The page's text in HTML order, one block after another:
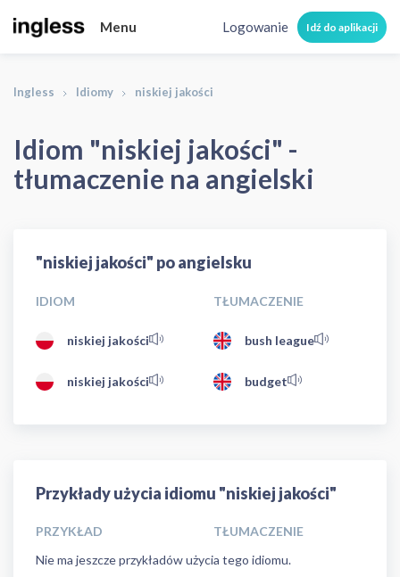
Menu Logowanie Idź do aplikacji
Ingless Idiomy niskiej jakości
Idiom "niskiej jakości" -
tłumaczenie na angielski
"niskiej jakości" po angielsku
IDIOM TŁUMACZENIE
niskiej jakości bush league
niskiej jakości budget
Przykłady użycia idiomu "niskiej jakości"
PRZYKŁAD
TŁUMACZENIE
Nie ma jeszcze przykładów użycia tego idiomu.